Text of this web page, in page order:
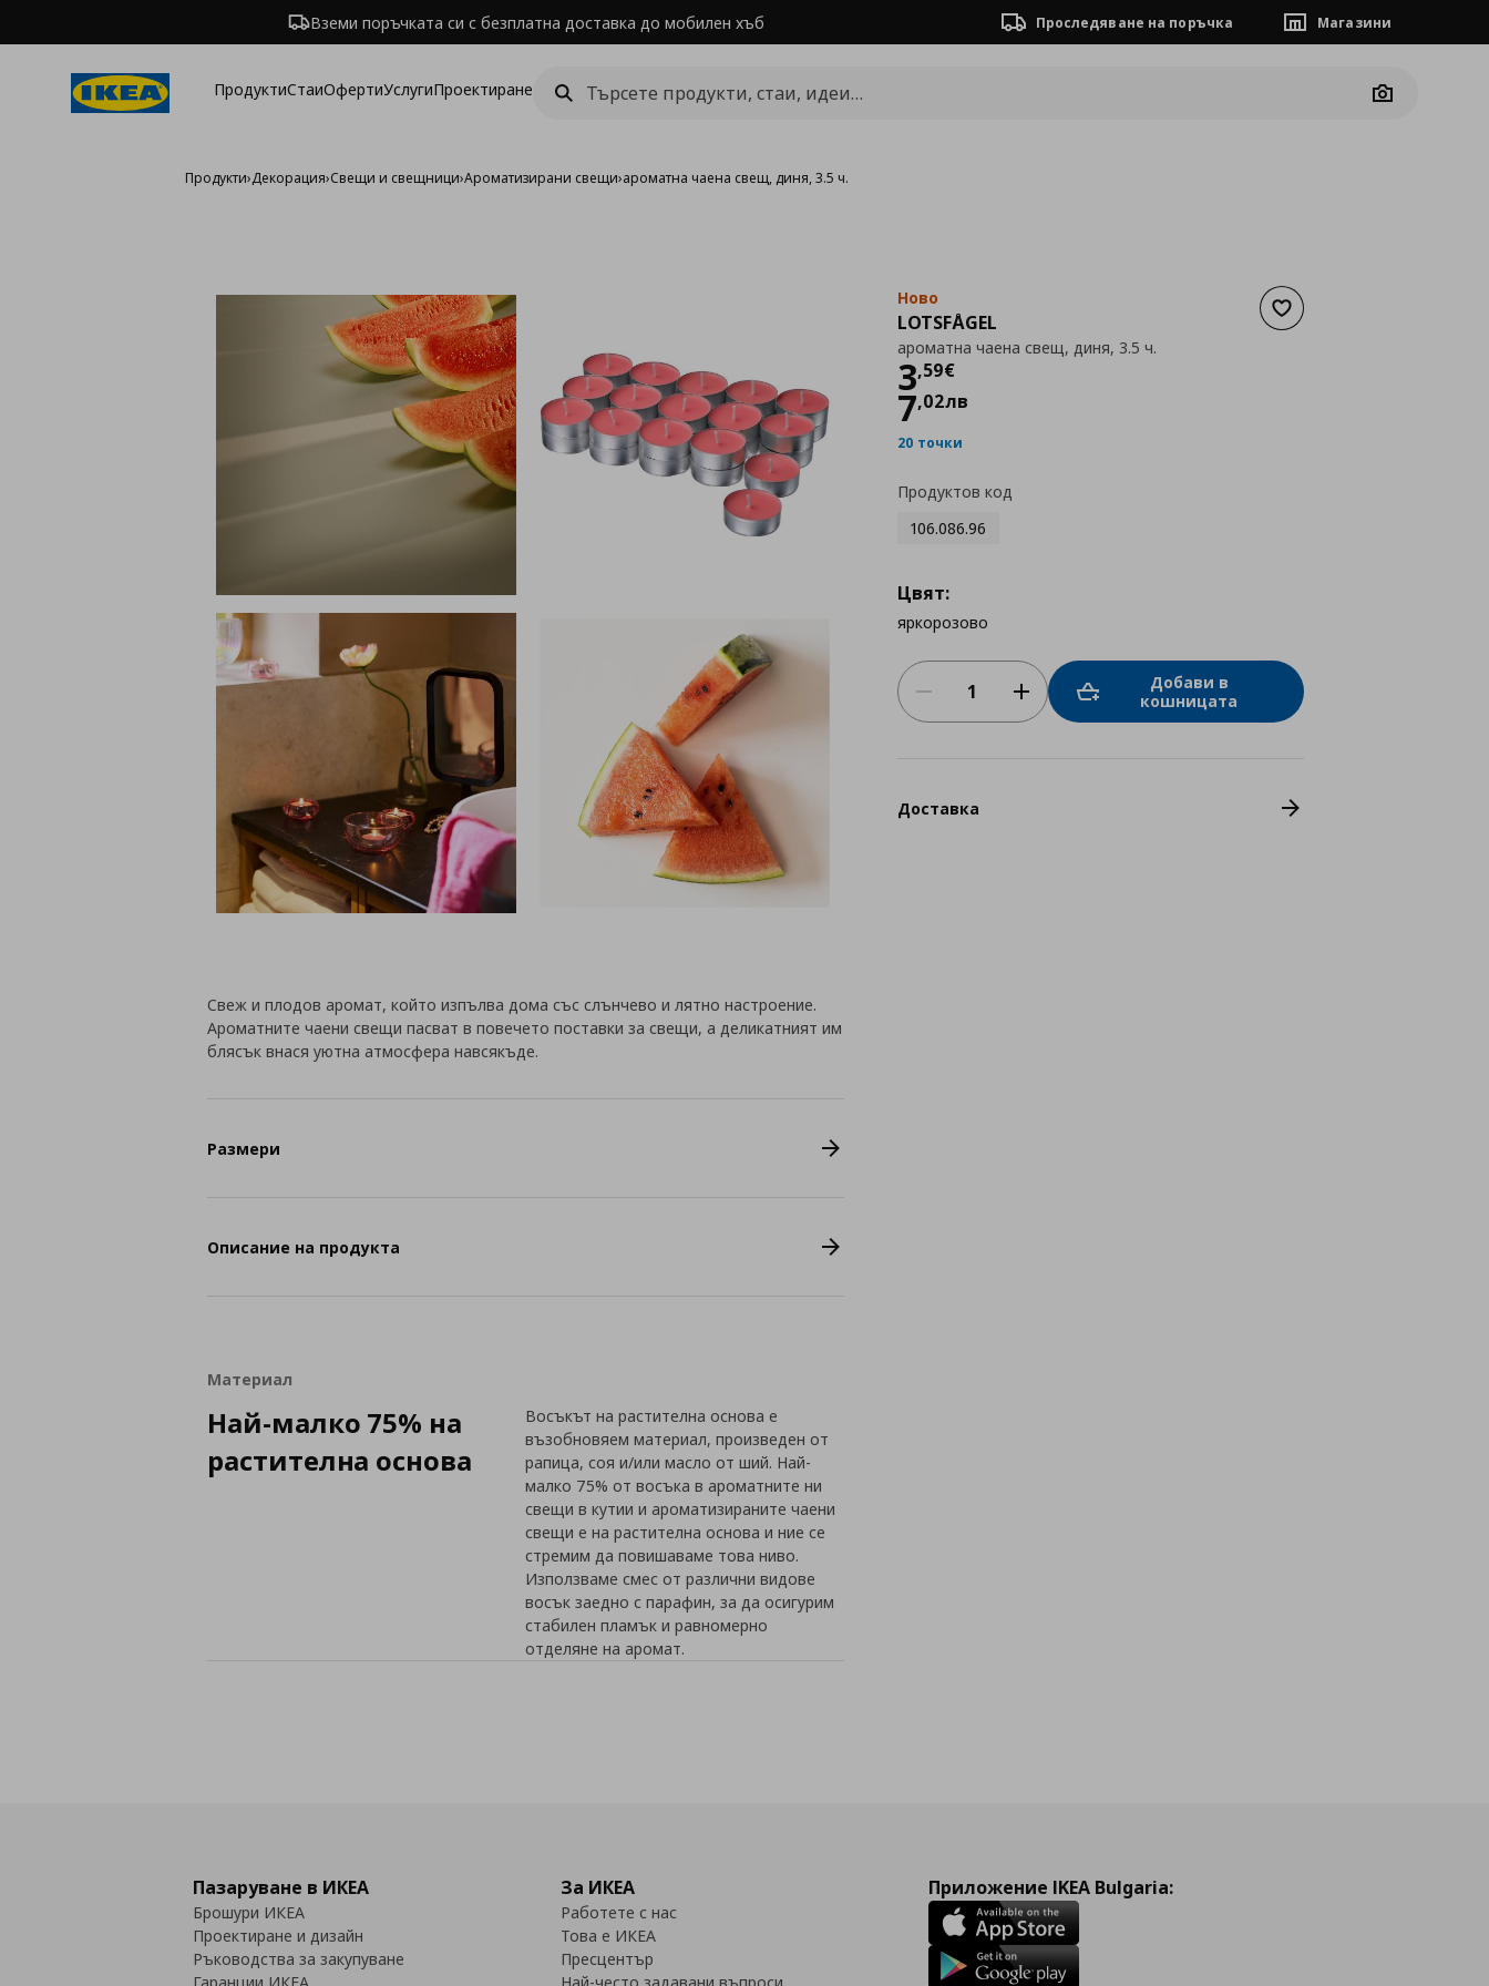
Вземи поръчката си с безплатна доставка до мобилен хъб Проследяване на поръчка Магазини
ПродуктиСтаиОфертиУслугиПроектиране
Camera
Продукти›Декорация›Свещи и свещници›Ароматизирани свещи›ароматна чаена свещ, диня, 3.5 ч.
Добави към списъка с
Ново
LOTSFÅGEL
ароматна чаена свещ, диня, 3.5 ч.
3,59€
Цена
7,02лв
20 точки
Продуктов код
106.086.96
Цвят:
яркорозово
Добави в
кошницата
Доставка
Свеж и плодов аромат, който изпълва дома със слънчево и лятно настроение.
Ароматните чаени свещи пасват в повечето поставки за свещи, а деликатният им
блясък внася уютна атмосфера навсякъде.
Размери
Описание на продукта
Материал
Най-малко 75% на
растителна основа
Восъкът на растителна основа е
възобновяем материал, произведен от
рапица, соя и/или масло от ший. Най-
малко 75% от восъка в ароматните ни
свещи в кутии и ароматизираните чаени
свещи е на растителна основа и ние се
стремим да повишаваме това ниво.
Използваме смес от различни видове
восък заедно с парафин, за да осигурим
стабилен пламък и равномерно
отделяне на аромат.
Пазаруване в ИКЕА
Брошури ИКЕА
Проектиране и дизайн
Ръководства за закупуване
За ИКЕА
Работете с нас
Това е ИКЕА
Пресцентър
Приложение IKEA Bulgaria: